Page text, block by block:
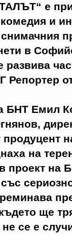
е
и
в
Репортер
БНТ Емил
продуцент
на
проект на
ще
се е